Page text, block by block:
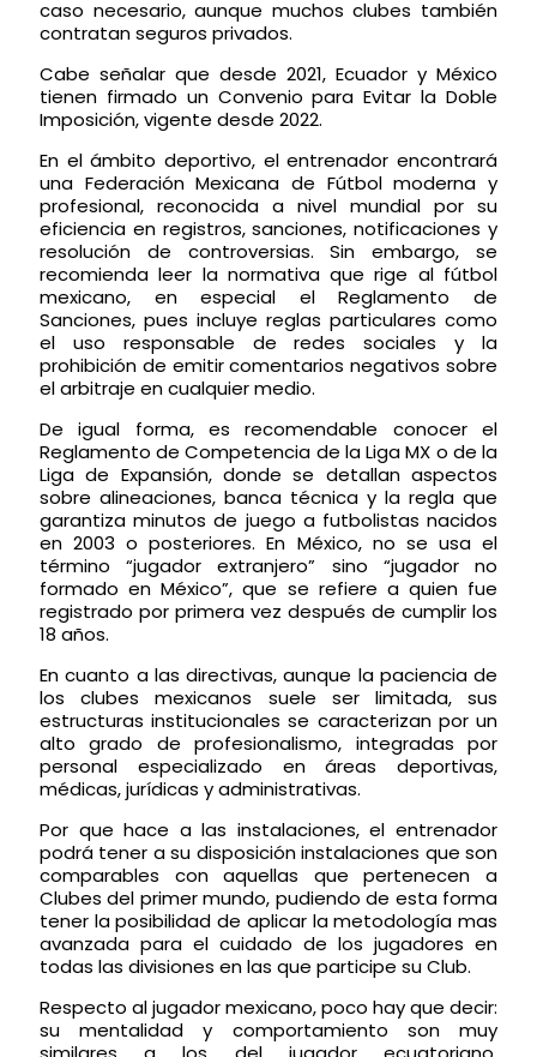
caso necesario, aunque muchos clubes también
contratan seguros privados.
Cabe señalar que desde 2021, Ecuador y México
tienen firmado un Convenio para Evitar la Doble
Imposición, vigente desde 2022.
En el ámbito deportivo, el entrenador encontrará
una Federación Mexicana de Fútbol moderna y
profesional, reconocida a nivel mundial por su
eficiencia en registros, sanciones, notificaciones y
resolución de controversias. Sin embargo, se
recomienda leer la normativa que rige al fútbol
mexicano, en especial el Reglamento de
Sanciones, pues incluye reglas particulares como
el uso responsable de redes sociales y la
prohibición de emitir comentarios negativos sobre
el arbitraje en cualquier medio.
De igual forma, es recomendable conocer el
Reglamento de Competencia de la Liga MX o de la
Liga de Expansión, donde se detallan aspectos
sobre alineaciones, banca técnica y la regla que
garantiza minutos de juego a futbolistas nacidos
en 2003 o posteriores. En México, no se usa el
término “jugador extranjero” sino “jugador no
formado en México”, que se refiere a quien fue
registrado por primera vez después de cumplir los
18 años.
En cuanto a las directivas, aunque la paciencia de
los clubes mexicanos suele ser limitada, sus
estructuras institucionales se caracterizan por un
alto grado de profesionalismo, integradas por
personal especializado en áreas deportivas,
médicas, jurídicas y administrativas.
Por que hace a las instalaciones, el entrenador
podrá tener a su disposición instalaciones que son
comparables con aquellas que pertenecen a
Clubes del primer mundo, pudiendo de esta forma
tener la posibilidad de aplicar la metodología mas
avanzada para el cuidado de los jugadores en
todas las divisiones en las que participe su Club.
Respecto al jugador mexicano, poco hay que decir:
su mentalidad y comportamiento son muy